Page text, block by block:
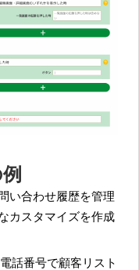
い合わせ履歴を管理
カスタマイズを作成
話番号で顧客リスト